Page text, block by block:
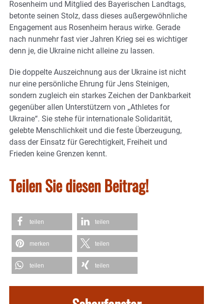
Rosenheim und Mitglied des Bayerischen Landtags,
betonte seinen Stolz, dass dieses außergewöhnliche
Engagement aus Rosenheim heraus wirke. Gerade
nach nunmehr fast vier Jahren Krieg sei es wichtiger
denn je, die Ukraine nicht alleine zu lassen.
Die doppelte Auszeichnung aus der Ukraine ist nicht
nur eine persönliche Ehrung für Jens Steinigen,
sondern zugleich ein starkes Zeichen der Dankbarkeit
gegenüber allen Unterstützern von „Athletes for
Ukraine“. Sie stehe für internationale Solidarität,
gelebte Menschlichkeit und die feste Überzeugung,
dass der Einsatz für Gerechtigkeit, Freiheit und
Frieden keine Grenzen kennt.
Teilen Sie diesen Beitrag!
teilen teilen
merken teilen
teilen teilen